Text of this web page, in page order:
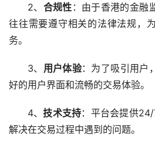
2、 合规性 ：由于香港的金融
往往需要遵守相关的法律法规，
务。
3、 用户体验：为了吸引用户
好的用户界面和流畅的交易体验。
4、技术支持：平台会提供
解决在交易过程中遇到的问题。